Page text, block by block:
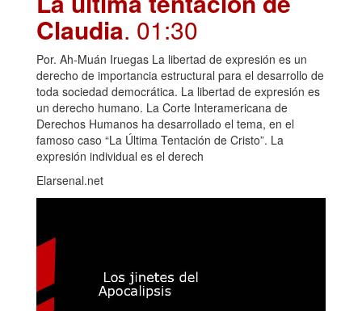
Claudia. 01:30
Por. Ah-Muán Iruegas La libertad de expresión es un
derecho de importancia estructural para el desarrollo de
toda sociedad democrática. La libertad de expresión es
un derecho humano. La Corte Interamericana de
Derechos Humanos ha desarrollado el tema, en el
famoso caso “La Última Tentación de Cristo”. La
expresión individual es el derech
Elarsenal.net